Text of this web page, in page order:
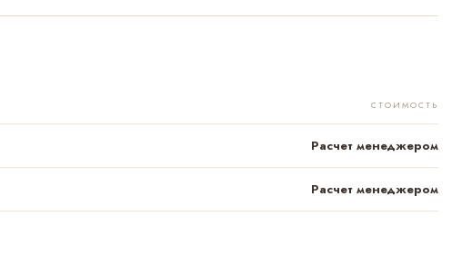
СТОИМОСТЬ
Расчет менеджером
Расчет менеджером